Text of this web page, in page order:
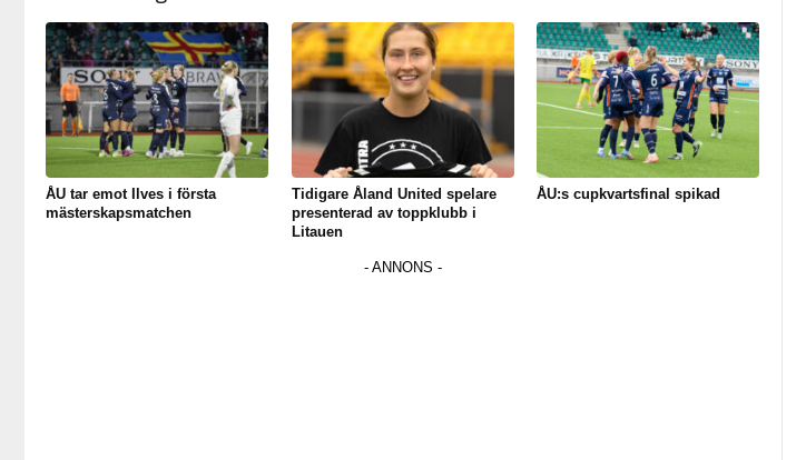
ÅU tar emot Ilves i första
mästerskapsmatchen
Tidigare Åland United spelare
presenterad av toppklubb i
Litauen
ÅU:s cupkvartsfinal spikad